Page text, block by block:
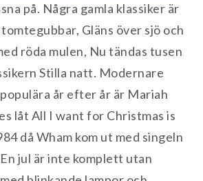
på. Några gamla klassiker är
Gläns över sjö och
röda mulen, Nu tändas tusen
Stilla natt. Modernare
år efter år är Mariah
låt All I want for Christmas is
då Wham kom ut med singeln
jul är inte komplett utan